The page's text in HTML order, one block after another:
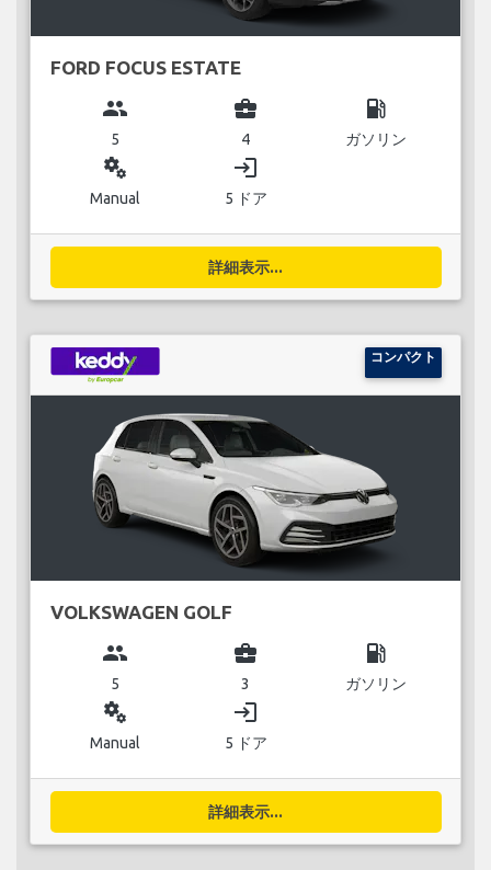
FORD FOCUS ESTATE
group
5
business_center
4
local_gas_station
ガソリン
miscellaneous_services
Manual
login
5 ドア
詳細表示...
コンパクト
VOLKSWAGEN GOLF
group
5
business_center
3
local_gas_station
ガソリン
miscellaneous_services
Manual
login
5 ドア
詳細表示...